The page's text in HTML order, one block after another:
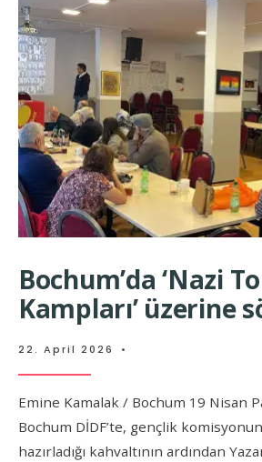
Bochum’da ‘Nazi
Kampları’ üzerine
22. April 2026 •
Emine Kamalak / Bochum 19 Nisan
Bochum DİDF’te, gençlik
hazırladığı kahvaltının ardından